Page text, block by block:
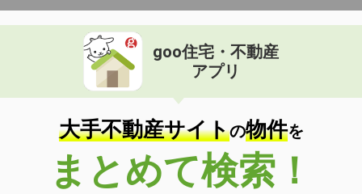
goo住宅・不動産
アプリ
大手不動産サイトの物件を
まとめて検索！